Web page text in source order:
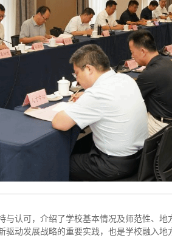
认可，介绍了学校基本情况及师范性、
动发展战略的重要实践，也是学校融入